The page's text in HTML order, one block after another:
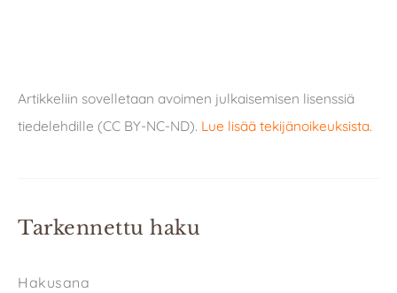
Artikkeliin sovelletaan avoimen julkaisemisen lisenssiä
tiedelehdille (CC BY-NC-ND). Lue lisää tekijänoikeuksista.
Tarkennettu haku
Hakusana